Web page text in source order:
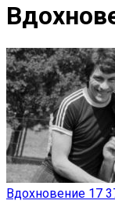
Вдохновение 17